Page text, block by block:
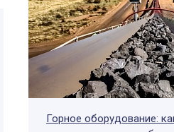
Горное оборудование: